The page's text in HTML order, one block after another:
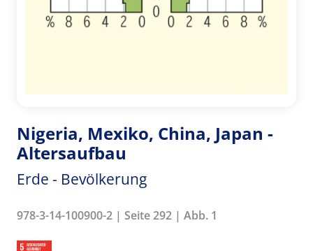
Nigeria, Mexiko, China, Japan -
Altersaufbau
Erde - Bevölkerung
978-3-14-100900-2 | Seite 292 | Abb. 1